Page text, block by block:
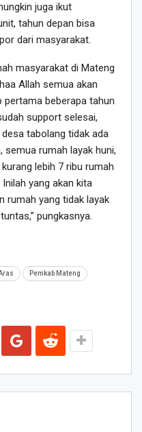
juga ikut
tahun depan bisa
dari masyarakat.
masyarakat di Mateng
Allah semua akan
pertama beberapa tahun
support selesai,
tabolang tidak ada
semua rumah layak huni,
lebih 7 ribu rumah
yang akan kita
rumah yang tidak layak
pungkasnya.
Pemkab Mateng